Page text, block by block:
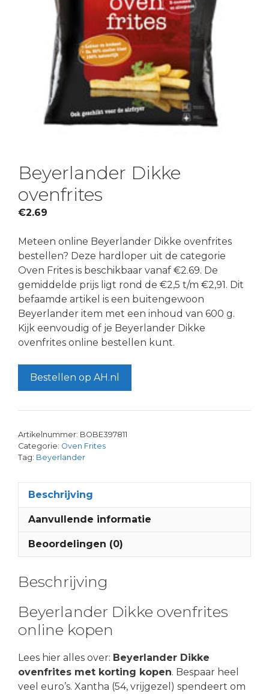
Beyerlander Dikke
ovenfrites
€2.69
Meteen online Beyerlander Dikke ovenfrites
bestellen? Deze hardloper uit de categorie
Oven Frites is beschikbaar vanaf €2.69. De
gemiddelde prijs ligt rond de €2,5 t/m €2,91. Dit
befaamde artikel is een buitengewoon
Beyerlander item met een inhoud van 600 g.
Kijk eenvoudig of je Beyerlander Dikke
ovenfrites online bestellen kunt.
Bestellen op AH.nl
Artikelnummer: BOBE397811
Categorie: Oven Frites
Tag: Beyerlander
Beschrijving
Aanvullende informatie
Beoordelingen (0)
Beschrijving
Beyerlander Dikke ovenfrites
online kopen
Lees hier alles over: Beyerlander Dikke
ovenfrites met korting kopen. Bespaar heel
veel euro’s. Xantha (54, vrijgezel) spendeert om